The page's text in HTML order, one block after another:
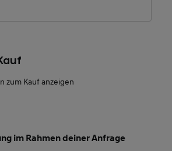
zum Kauf anzeigen
im Rahmen deiner Anfrage